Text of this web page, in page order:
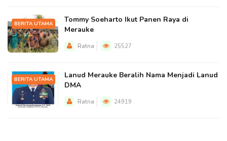
BERITA UTAMA
Tommy Soeharto Ikut Panen Raya di
Merauke
Ratna 25527
BERITA UTAMA
Lanud Merauke Beralih Nama Menjadi Lanud
DMA
Ratna 24919